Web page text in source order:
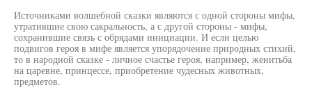
Источниками волшебной сказки являются с одной стороны мифы,
утратившие свою сакральность, а с другой стороны - мифы,
сохранившие связь с обрядами инициации. И если целью
подвигов героя в мифе является упорядочение природных стихий,
то в народной сказке - личное счастье героя, например, женитьба
на царевне, принцессе, приобретение чудесных животных,
предметов.